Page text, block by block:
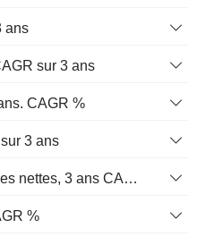
ans
sur 3 ans
CAGR %
3 ans
Immobilisations corporelles nettes, 3 ans CAGR %
%